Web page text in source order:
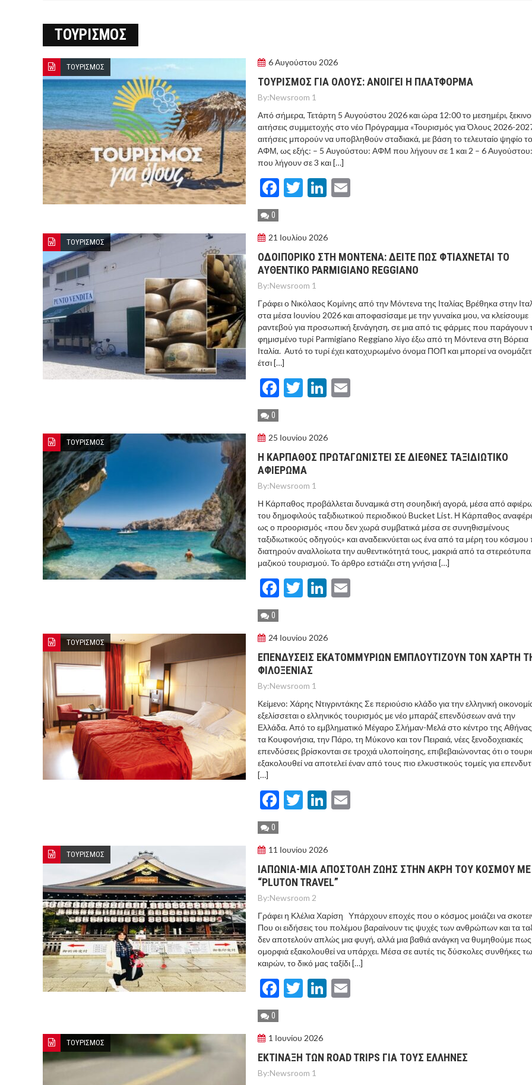
ΤΟΥΡΙΣΜΟΣ
ΤΟΥΡΙΣΜΟΣ 6 Αυγούστου 2026
ΤΟΥΡΙΣΜΟΣ ΓΙΑ ΟΛΟΥΣ: ΑΝΟΙΓΕΙ Η ΠΛΑΤΦΟΡΜΑ
By:Newsroom 1
Από σήμερα, Τετάρτη 5 Αυγούστου 2026 και ώρα 12:00 το μεσημέρι,
αιτήσεις συμμετοχής στο νέο Πρόγραμμα «Τουρισμός για Όλους 2026-
αιτήσεις μπορούν να υποβληθούν σταδιακά, με βάση το τελευταίο ψηφίο
ΑΦΜ, ως εξής: – 5 Αυγούστου: ΑΦΜ που λήγουν σε 1 και 2 – 6
που λήγουν σε 3 και […]
Facebook
TwitterLinkedIn
0
ΤΟΥΡΙΣΜΟΣ 21 Ιουλίου 2026
ΟΔΟΙΠΟΡΙΚΟ ΣΤΗ ΜΟΝΤΕΝΑ: ΔΕΙΤΕ ΠΩΣ ΦΤΙΑΧΝΕΤΑΙ ΤΟ
ΑΥΘΕΝΤΙΚΟ PARMIGIANO REGGIANO
By:Newsroom 1
Γράφει ο Νικόλαος Κομίνης από την Μόντενα της Ιταλίας Βρέθηκα στην
στα μέσα Ιουνίου 2026 και αποφασίσαμε με την γυναίκα μου, να κλείσουμε
ραντεβού για προσωπική ξενάγηση, σε μια από τις φάρμες που παράγουν
φημισμένο τυρί Parmigiano Reggiano λίγο έξω από τη Μόντενα στη Βόρεια
Ιταλία. Αυτό το τυρί έχει κατοχυρωμένο όνομα ΠΟΠ και μπορεί να
έτσι […]
Facebook
TwitterLinkedIn
0
ΤΟΥΡΙΣΜΟΣ 25 Ιουνίου 2026
Η ΚΑΡΠΑΘΟΣ ΠΡΩΤΑΓΩΝΙΣΤΕΙ ΣΕ ΔΙΕΘΝΕΣ ΤΑΞΙΔΙΩΤΙΚΟ
ΑΦΙΕΡΩΜΑ
By:Newsroom 1
Η Κάρπαθος προβάλλεται δυναμικά στη σουηδική αγορά, μέσα από
του δημοφιλούς ταξιδιωτικού περιοδικού Bucket List. Η Κάρπαθος
ως ο προορισμός «που δεν χωρά συμβατικά μέσα σε συνηθισμένους
ταξιδιωτικούς οδηγούς» και αναδεικνύεται ως ένα από τα μέρη του
διατηρούν αναλλοίωτα την αυθεντικότητά τους, μακριά από τα
μαζικού τουρισμού. Το άρθρο εστιάζει στη γνήσια […]
Facebook
TwitterLinkedIn
0
ΤΟΥΡΙΣΜΟΣ 24 Ιουνίου 2026
ΕΠΕΝΔΥΣΕΙΣ ΕΚΑΤΟΜΜΥΡΙΩΝ ΕΜΠΛΟΥΤΙΖΟΥΝ ΤΟΝ ΧΑΡΤΗ
ΦΙΛΟΞΕΝΙΑΣ
By:Newsroom 1
Κείμενο: Χάρης Ντιγριντάκης Σε περιούσιο κλάδο για την ελληνική
εξελίσσεται ο ελληνικός τουρισμός με νέο μπαράζ επενδύσεων ανά την
Ελλάδα. Από το εμβληματικό Μέγαρο Σλήμαν-Μελά στο κέντρο της Αθήνας
τα Κουφονήσια, την Πάρο, τη Μύκονο και τον Πειραιά, νέες ξενοδοχειακές
επενδύσεις βρίσκονται σε τροχιά υλοποίησης, επιβεβαιώνοντας ότι ο
εξακολουθεί να αποτελεί έναν από τους πιο ελκυστικούς τομείς για
[…]
Facebook
TwitterLinkedIn
0
ΤΟΥΡΙΣΜΟΣ 11 Ιουνίου 2026
ΙΑΠΩΝΙΑ-ΜΙΑ ΑΠΟΣΤΟΛΗ ΖΩΗΣ ΣΤΗΝ ΑΚΡΗ ΤΟΥ ΚΟΣΜΟΥ
“PLUTON TRAVEL”
By:Newsroom 2
Γράφει η Κλέλια Χαρίση Υπάρχουν εποχές που ο κόσμος μοιάζει να
Που οι ειδήσεις του πολέμου βαραίνουν τις ψυχές των ανθρώπων και τα
δεν αποτελούν απλώς μια φυγή, αλλά μια βαθιά ανάγκη να θυμηθούμε
ομορφιά εξακολουθεί να υπάρχει. Μέσα σε αυτές τις δύσκολες συνθήκες
καιρών, το δικό μας ταξίδι […]
Facebook
TwitterLinkedIn
0
ΤΟΥΡΙΣΜΟΣ 1 Ιουνίου 2026
ΕΚΤΙΝΑΞΗ ΤΩΝ ROAD TRIPS ΓΙΑ ΤΟΥΣ ΕΛΛΗΝΕΣ
By:Newsroom 1